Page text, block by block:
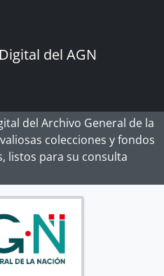
del AGN
del Archivo General de la
colecciones y fondos
listos para su consulta